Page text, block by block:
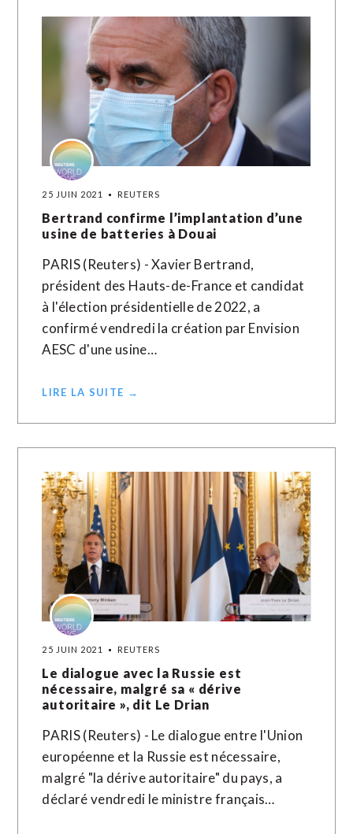
25 JUIN 2021 REUTERS
Bertrand confirme l’implantation d’une
usine de batteries à Douai
PARIS (Reuters) - Xavier Bertrand,
président des Hauts-de-France et candidat
à l'élection présidentielle de 2022, a
confirmé vendredi la création par Envision
AESC d'une usine…
LIRE LA SUITE →
25 JUIN 2021 REUTERS
Le dialogue avec la Russie est
nécessaire, malgré sa « dérive
autoritaire », dit Le Drian
PARIS (Reuters) - Le dialogue entre l'Union
européenne et la Russie est nécessaire,
malgré "la dérive autoritaire" du pays, a
déclaré vendredi le ministre français…